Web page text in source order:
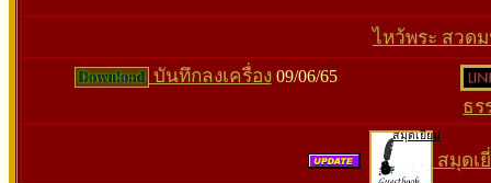
ไหว้พระ สวด
บันทึกลงเครื่อง 09/06/65
ธร
สมุดเ
สมุดเยี่ยม